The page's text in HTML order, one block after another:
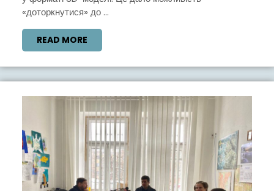
«доторкнутися» до ...
READ MORE
MORE